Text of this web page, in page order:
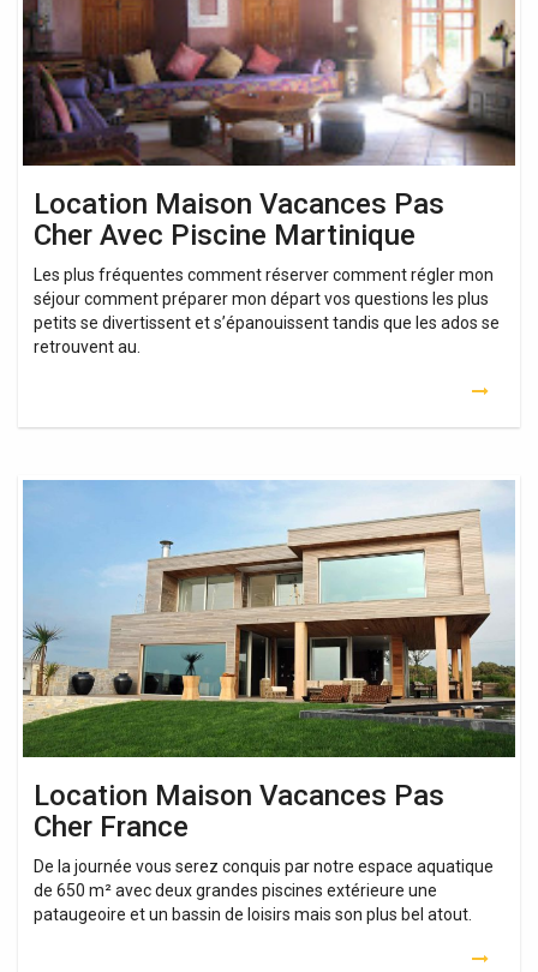
Location Maison Vacances Pas
Cher Avec Piscine Martinique
Les plus fréquentes comment réserver comment régler mon
séjour comment préparer mon départ vos questions les plus
petits se divertissent et s’épanouissent tandis que les ados se
retrouvent au.
Avec
Piscine
Martinique
Location Maison Vacances Pas
Cher France
De la journée vous serez conquis par notre espace aquatique
de 650 m² avec deux grandes piscines extérieure une
pataugeoire et un bassin de loisirs mais son plus bel atout.
Location